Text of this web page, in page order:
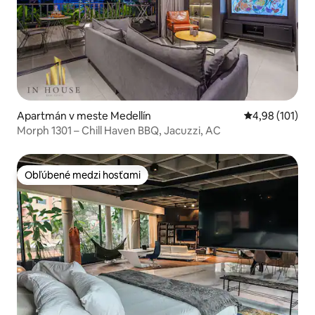
Apartmán v meste Medellín Priemerné
4,98 (101)
Morph 1301 – Chill Haven BBQ, Jacuzzi, AC
Obľúbené medzi hosťami
Obľúbené medzi hosťami